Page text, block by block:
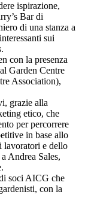
ispirazione,
Bar di
di una stanza a
sui
con la presenza
Garden Centre
Association),
grazie alla
etico, che
per percorrere
in base allo
lavoratori e dello
Andrea Sales,
soci AICG che
con la